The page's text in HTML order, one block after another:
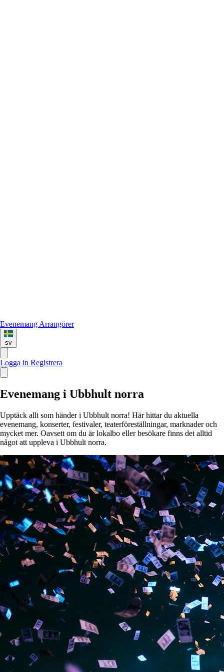
Evenemang Arrangörer
sv
Logga in Registrera
Evenemang i Ubbhult norra
Upptäck allt som händer i Ubbhult norra! Här hittar du aktuella
evenemang, konserter, festivaler, teaterföreställningar, marknader och
mycket mer. Oavsett om du är lokalbo eller besökare finns det alltid
något att uppleva i Ubbhult norra.